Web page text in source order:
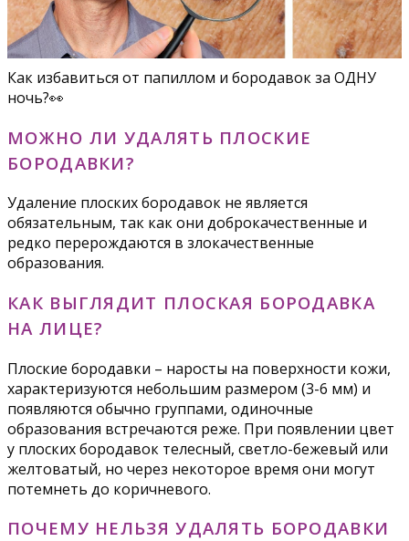
Как избавиться от папиллом и бородавок за ОДНУ
ночь?👀
МОЖНО ЛИ УДАЛЯТЬ ПЛОСКИЕ
БОРОДАВКИ?
Удаление плоских бородавок не является
обязательным, так как они доброкачественные и
редко перерождаются в злокачественные
образования.
КАК ВЫГЛЯДИТ ПЛОСКАЯ БОРОДАВКА
НА ЛИЦЕ?
Плоские бородавки – наросты на поверхности кожи,
характеризуются небольшим размером (3-6 мм) и
появляются обычно группами, одиночные
образования встречаются реже. При появлении цвет
у плоских бородавок телесный, светло-бежевый или
желтоватый, но через некоторое время они могут
потемнеть до коричневого.
ПОЧЕМУ НЕЛЬЗЯ УДАЛЯТЬ БОРОДАВКИ